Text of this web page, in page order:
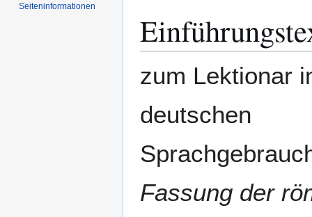
zum Lektionar
deutschen
Fassung der
Seiten­­informationen